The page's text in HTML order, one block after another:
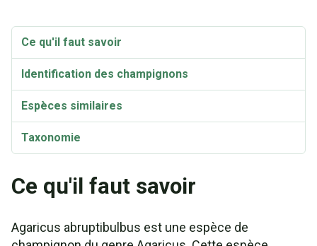
Ce qu'il faut savoir
Identification des champignons
Espèces similaires
Taxonomie
Ce qu'il faut savoir
Agaricus abruptibulbus est une espèce de